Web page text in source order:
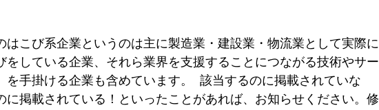
はこび系企業というのは主に製造業・建設業・物流業として実際に
をしている企業、それら業界を支援することにつながる技術やサー
を手掛ける企業も含めています。  該当するのに掲載されていな
に掲載されている！といったことがあれば、お知らせください。修